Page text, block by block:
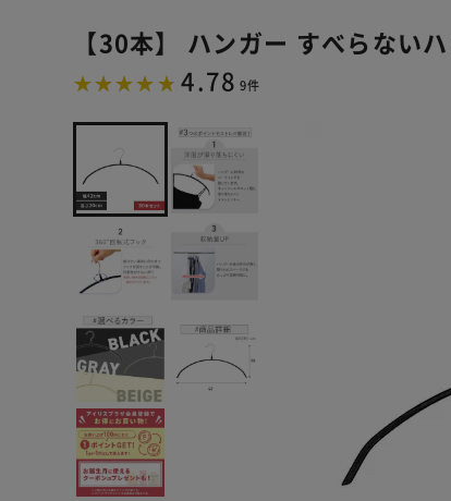
【30本】 ハンガー すべらない
4.78 9件